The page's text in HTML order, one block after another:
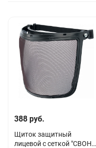
388 руб.
Щиток защитный
лицевой с сеткой "СВОНА"